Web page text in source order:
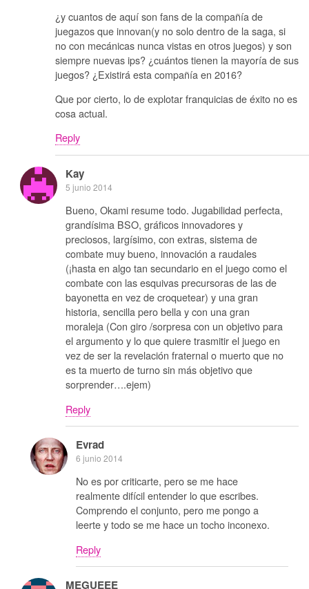
¿y cuantos de aquí son fans de la compañía de
juegazos que innovan(y no solo dentro de la saga, si
no con mecánicas nunca vistas en otros juegos) y son
siempre nuevas ips? ¿cuántos tienen la mayoría de sus
juegos? ¿Existirá esta compañía en 2016?
Que por cierto, lo de explotar franquicias de éxito no es
cosa actual.
Reply
Kay
5 junio 2014
Bueno, Okami resume todo. Jugabilidad perfecta,
grandísima BSO, gráficos innovadores y
preciosos, largísimo, con extras, sistema de
combate muy bueno, innovación a raudales
(¡hasta en algo tan secundario en el juego como el
combate con las esquivas precursoras de las de
bayonetta en vez de croquetear) y una gran
historia, sencilla pero bella y con una gran
moraleja (Con giro /sorpresa con un objetivo para
el argumento y lo que quiere trasmitir el juego en
vez de ser la revelación fraternal o muerto que no
es ta muerto de turno sin más objetivo que
sorprender….ejem)
Reply
Evrad
6 junio 2014
No es por criticarte, pero se me hace
realmente difícil entender lo que escribes.
Comprendo el conjunto, pero me pongo a
leerte y todo se me hace un tocho inconexo.
Reply
MEGUEEE